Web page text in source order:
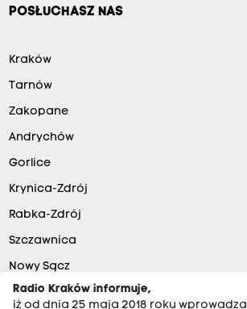
POSŁUCHASZ NAS
Kraków
Tarnów
Zakopane
Andrychów
Gorlice
Krynica-Zdrój
Rabka-Zdrój
Szczawnica
Nowy Sącz
Radio Kraków informuje,
iż od dnia 25 maja 2018 roku wprowadza